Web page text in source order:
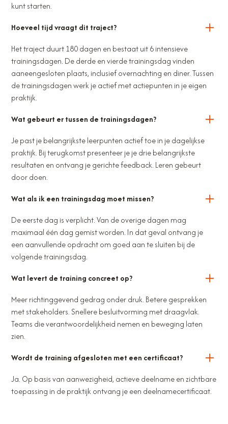
kunt starten.
Hoeveel tijd vraagt dit traject?
Het traject duurt 180 dagen en bestaat uit 6 intensieve
trainingsdagen. De derde en vierde trainingsdag vinden
aaneengesloten plaats, inclusief overnachting en diner. Tussen
de trainingsdagen werk je actief met actiepunten in je eigen
praktijk.
Wat gebeurt er tussen de trainingsdagen?
Je past je belangrijkste leerpunten actief toe in je dagelijkse
praktijk. Bij terugkomst presenteer je je drie belangrijkste
resultaten en ontvang je gerichte feedback. Leren gebeurt
door doen.
Wat als ik een trainingsdag moet missen?
De eerste dag is verplicht. Van de overige dagen mag
maximaal één dag gemist worden. In dat geval ontvang je
een aanvullende opdracht om goed aan te sluiten bij de
volgende trainingsdag.
Wat levert de training concreet op?
Meer richtinggevend gedrag onder druk. Betere gesprekken
met stakeholders. Snellere besluitvorming met draagvlak.
Teams die verantwoordelijkheid nemen en beweging laten
zien.
Wordt de training afgesloten met een certificaat?
Ja. Op basis van aanwezigheid, actieve deelname en zichtbare
toepassing in de praktijk ontvang je een deelnamecertificaat.